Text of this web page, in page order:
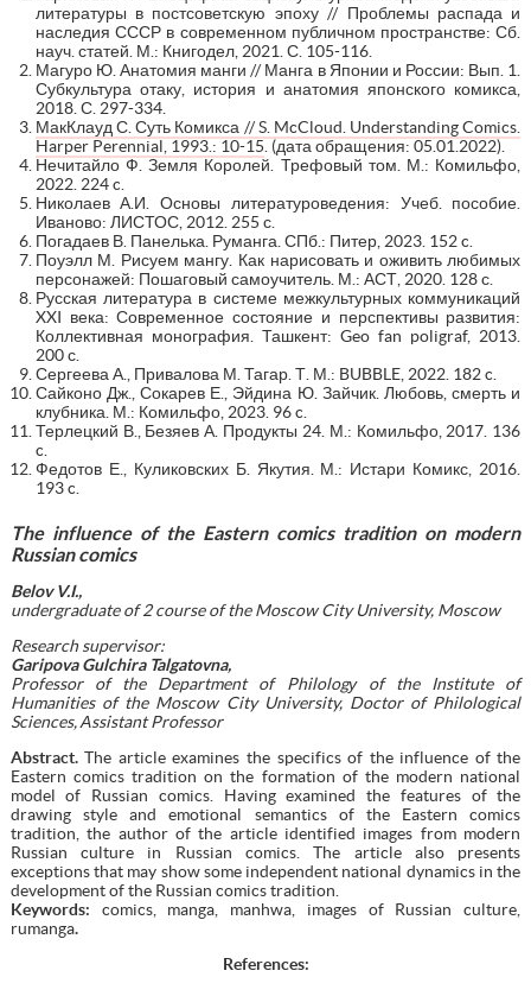
литературы в постсоветскую эпоху // Проблемы распада и
наследия СССР в современном публичном пространстве: Сб.
науч. статей. М.: Книгодел, 2021. С. 105-116.
Магуро Ю. Анатомия манги // Манга в Японии и России: Вып. 1.
Субкультура отаку, история и анатомия японского комикса,
2018. С. 297-334.
МакКлауд С. Суть Комикса // S. McCloud. Understanding Comics.
Harper Perennial, 1993.: 10-15 . (дата обращения: 05.01.2022).
Нечитайло Ф. Земля Королей. Трефовый том. М.: Комильфо,
2022. 224 c.
Николаев А.И. Основы литературоведения: Учеб. пособие.
Иваново: ЛИСТОС, 2012. 255 с.
Погадаев В. Панелька. Руманга. СПб.: Питер, 2023. 152 c.
Поуэлл М. Рисуем мангу. Как нарисовать и оживить любимых
персонажей: Пошаговый самоучитель. М.: АСТ, 2020. 128 с.
Русская литература в системе межкультурных коммуникаций
XXI века: Современное состояние и перспективы развития:
Коллективная монография. Ташкент: Geo fan poligraf, 2013.
200 с.
Сергеева А., Привалова М. Тагар. Т. М.: BUBBLE, 2022. 182 c.
Сайконо Дж., Сокарев Е., Эйдина Ю. Зайчик. Любовь, смерть и
клубника. М.: Комильфо, 2023. 96 c.
Терлецкий В., Безяев А. Продукты 24. М.: Комильфо, 2017. 136
c.
Федотов Е., Куликовских Б. Якутия. М.: Истари Комикс, 2016.
193 c.
The influence of the Eastern comics tradition on modern
Russian comics
Belov V.I.,
undergraduate of 2 course of the Moscow City University, Moscow
Research supervisor:
Garipova Gulchira Talgatovna,
Professor of the Department of Philologуof the Institute of
Humanities of the Moscow City University, Doctor of Philological
Sciences, Аssistant Professor
Abstract.The article examines the specifics of the influence of the
Eastern comics tradition on the formation of the modern national
model of Russian comics. Having examined the features of the
drawing style and emotional semantics of the Eastern comics
tradition, the author of the article identified images from modern
Russian culture in Russian comics. The article also presents
exceptions that may show some independent national dynamics in the
development of the Russian comics tradition.
Keywords: comics, manga, manhwa, images of Russian culture,
rumanga.
References: